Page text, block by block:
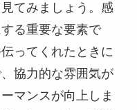
てみましょう。感
る重要な要素で
ってくれたときに
協力的な雰囲気が
マンスが向上しま